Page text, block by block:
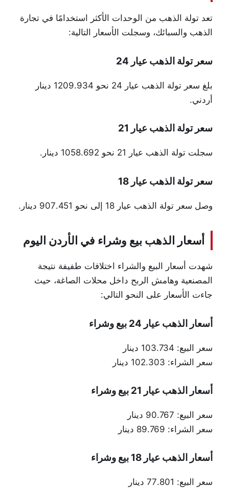
تعد تولة الذهب من الوحدات الأكثر استخدامًا في تجارة
الذهب والسبائك، وسجلت الأسعار التالية:
سعر تولة الذهب عيار 24
بلغ سعر تولة الذهب عيار 24 نحو 1209.934 دينار
أردني.
سعر تولة الذهب عيار 21
سجلت تولة الذهب عيار 21 نحو 1058.692 دينار.
سعر تولة الذهب عيار 18
وصل سعر تولة الذهب عيار 18 إلى نحو 907.451 دينار.
أسعار الذهب بيع وشراء في الأردن اليوم
شهدت أسعار البيع والشراء اختلافات طفيفة نتيجة
المصنعية وهامش الربح داخل محلات الصاغة، حيث
جاءت الأسعار على النحو التالي:
أسعار الذهب عيار 24 بيع وشراء
سعر البيع: 103.734 دينار
سعر الشراء: 102.303 دينار
أسعار الذهب عيار 21 بيع وشراء
سعر البيع: 90.767 دينار
سعر الشراء: 89.769 دينار
أسعار الذهب عيار 18 بيع وشراء
سعر البيع: 77.801 دينار